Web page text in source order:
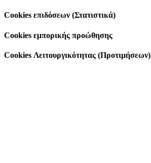
Cookies επιδόσεων (Στατιστικά)
Cookies εμπορικής προώθησης
Cookies Λειτουργικότητας (Προτιμήσεων)